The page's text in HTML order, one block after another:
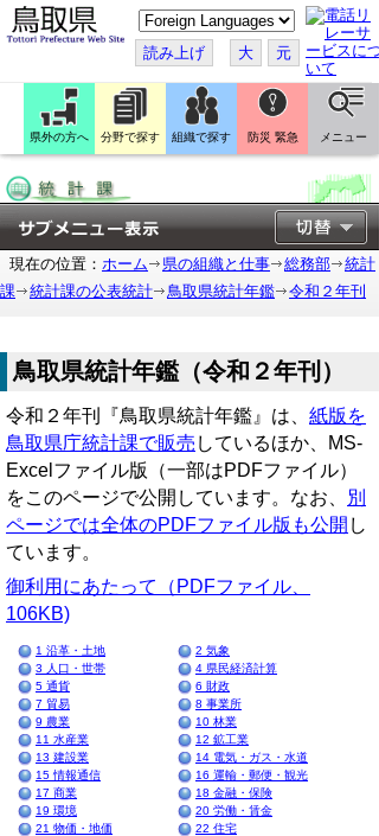
こ
の
ペ
ー
ジ
翻
訳
す
読み上げ 大 元
県外の方へ 分野で探す 組織で探す 防災 緊急 メニュー
現在の位置： ホーム 県の組織と仕事 総務部
統計
課
統計課の公表統計 鳥取県統計年鑑 令和２年刊
鳥取県統計年鑑（令和２年刊）
令和２年刊『鳥取県統計年鑑』は、 紙版を
鳥取県庁統計課で販売 しているほか、MS-
Excelファイル版（一部はPDFファイル）
をこのページで公開しています。なお、
別
ページでは全体のPDFファイル版も公開 し
ています。
御利用にあたって（PDFファイル、
106KB)
1 沿革・土地
2 気象
3 人口・世帯
4 県民経済計算
5 通貨
6 財政
7 貿易
8 事業所
9 農業
10 林業
11 水産業
12 鉱工業
13 建設業
14 電気・ガス・水道
15 情報通信
16 運輸・郵便・観光
17 商業
18 金融・保険
19 環境
20 労働・賃金
21 物価・地価
22 住宅